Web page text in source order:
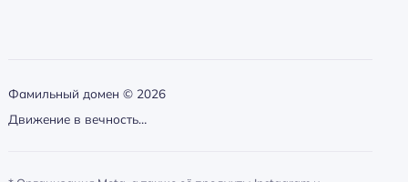
Фамильный домен © 2026
Движение в вечность…